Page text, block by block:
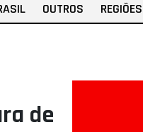
OUTROS REGIÕES
de